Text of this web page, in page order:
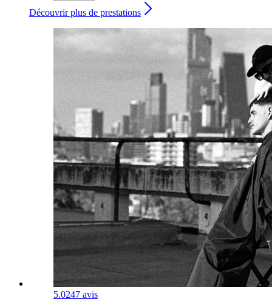
Découvrir plus de prestations
5.0247 avis